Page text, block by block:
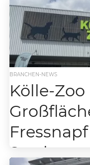
normalisierenden...
BRANCHEN-NEWS
Kölle-